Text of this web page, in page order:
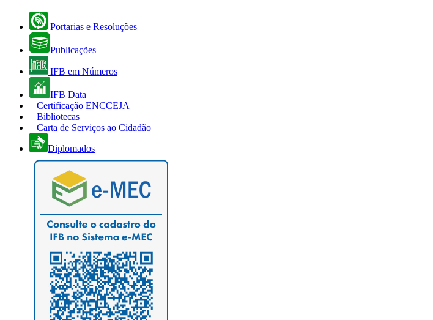
Portarias e Resoluções
Publicações
IFB em Números
IFB Data
Certificação ENCCEJA
Bibliotecas
Carta de Serviços ao Cidadão
Diplomados